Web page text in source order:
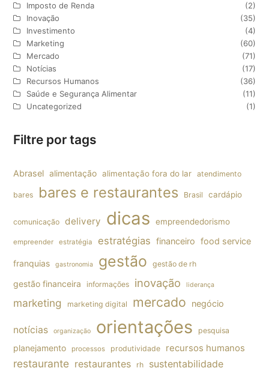
Imposto de Renda
(2)
Inovação
(35)
Investimento
(4)
Marketing
(60)
Mercado
(71)
Notícias
(17)
Recursos Humanos
(36)
Saúde e Segurança Alimentar
(11)
Uncategorized
(1)
Filtre por tags
Abrasel alimentação alimentação fora do lar atendimento
bares bares e restaurantes Brasil cardápio
comunicação delivery dicas empreendedorismo
empreender estratégia estratégias financeiro food service
franquias gastronomia gestão gestão de rh
gestão financeira informações inovação liderança
marketing marketing digital mercado negócio
notícias organização orientações pesquisa
planejamento processos produtividade recursos humanos
restaurante restaurantes rh sustentabilidade